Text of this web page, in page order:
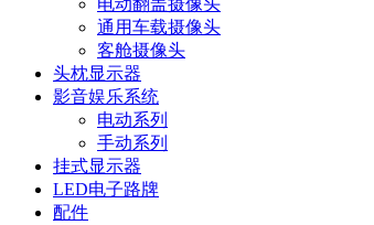
电动翻盖摄像头
通用车载摄像头
客舱摄像头
头枕显示器
影音娱乐系统
电动系列
手动系列
挂式显示器
LED电子路牌
配件